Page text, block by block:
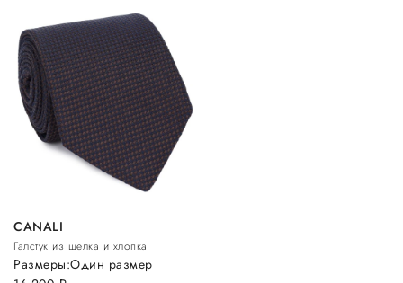
CANALI
Галстук из шелка и хлопка
Размеры:Один размер